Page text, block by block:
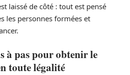
laissé de côté : tout est pensé
les personnes formées et
à pas pour obtenir le
toute légalité